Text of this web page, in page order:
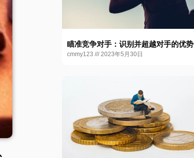
瞄准竞争对手：识别并超越对手的优势
cmmy123 2023年5月30日